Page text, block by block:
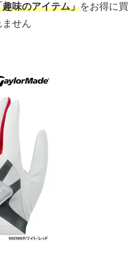
趣味のアイテム」をお得に買
せん